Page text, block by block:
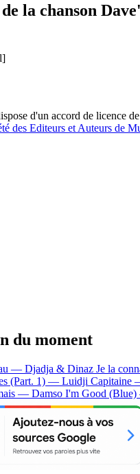
la chanson
d'un accord de licence
des Editeurs et Auteurs de
du moment
— Djadja & Dinaz Je la
(Part. 1) — Luidji Capitaine
— Damso I'm Good